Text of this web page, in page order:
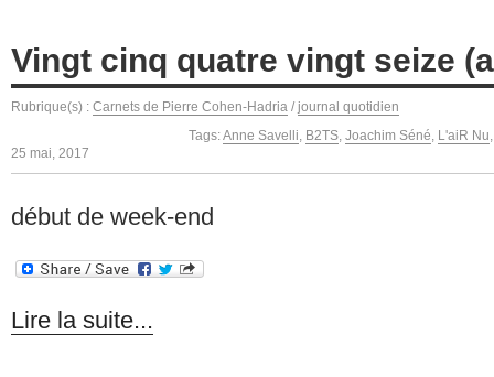
Vingt cinq quatre vingt seize
Rubrique(s) : Carnets de Pierre Cohen-Hadria / journal quotidien
Tags:Anne Savelli, B2TS, Joachim Séné, L'aiR Nu
25 mai, 2017
début de week-end
Lire la suite...